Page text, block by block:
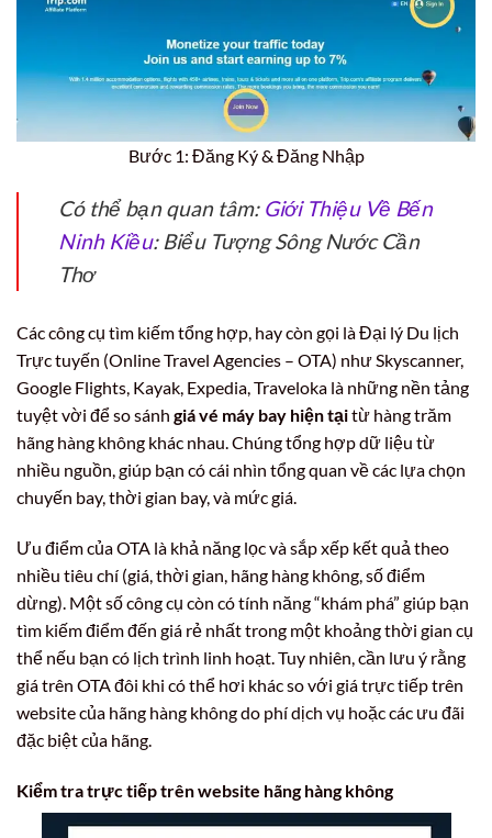
Bước 1: Đăng Ký & Đăng Nhập
Có thể bạn quan tâm: Giới Thiệu Về Bến
Ninh Kiều: Biểu Tượng Sông Nước Cần
Thơ
Các công cụ tìm kiếm tổng hợp, hay còn gọi là Đại lý Du lịch
Trực tuyến (Online Travel Agencies – OTA) như Skyscanner,
Google Flights, Kayak, Expedia, Traveloka là những nền tảng
tuyệt vời để so sánh giá vé máy bay hiện tạitừ hàng trăm
hãng hàng không khác nhau. Chúng tổng hợp dữ liệu từ
nhiều nguồn, giúp bạn có cái nhìn tổng quan về các lựa chọn
chuyến bay, thời gian bay, và mức giá.
Ưu điểm của OTA là khả năng lọc và sắp xếp kết quả theo
nhiều tiêu chí (giá, thời gian, hãng hàng không, số điểm
dừng). Một số công cụ còn có tính năng “khám phá” giúp bạn
tìm kiếm điểm đến giá rẻ nhất trong một khoảng thời gian cụ
thể nếu bạn có lịch trình linh hoạt. Tuy nhiên, cần lưu ý rằng
giá trên OTA đôi khi có thể hơi khác so với giá trực tiếp trên
website của hãng hàng không do phí dịch vụ hoặc các ưu đãi
đặc biệt của hãng.
Kiểm tra trực tiếp trên website hãng hàng không